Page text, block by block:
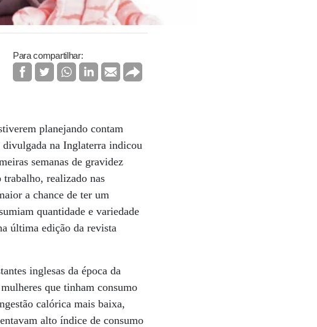
Para compartilhar:
planejando contam
divulgada na Inglaterra indicou
semanas de gravidez
realizado nas
a chance de ter um
quantidade e variedade
última edição da revista
inglesas da época da
que tinham consumo
calórica mais baixa,
alto índice de consumo